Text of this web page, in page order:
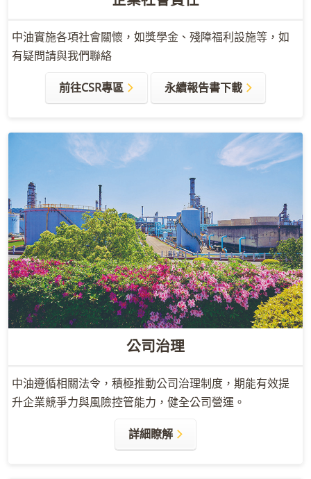
中油實施各項社會關懷，如獎學金、殘障福利設施等，如
有疑問請與我們聯絡
前往CSR專區 永續報告書下載
公司治理
中油遵循相關法令，積極推動公司治理制度，期能有效提
升企業競爭力與風險控管能力，健全公司營運。
詳細瞭解